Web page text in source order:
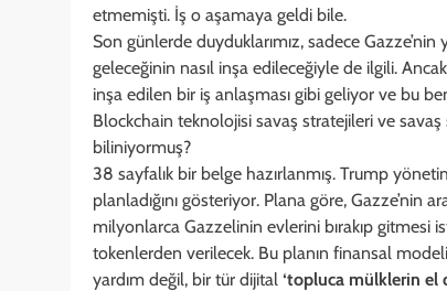
etmemişti. İş o aşamaya geldi bile.
Son günlerde duyduklarımız, sadece Gazze’nin
geleceğinin nasıl inşa edileceğiyle de ilgili.
inşa edilen bir iş anlaşması gibi geliyor ve bu
Blockchain teknolojisi savaş stratejileri ve savaş
biliniyormuş?
38 sayfalık bir belge hazırlanmış. Trump
planladığını gösteriyor. Plana göre, Gazze’nin
milyonlarca Gazzelinin evlerini bırakıp gitmesi
tokenlerden verilecek. Bu planın finansal
yardım değil, bir tür dijital ‘topluca mülklerin el